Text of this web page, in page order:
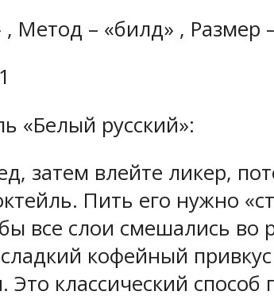
Метод – «билд» , Размер
«Белый русский»:
затем влейте ликер,
Пить его нужно
все слои смешались во
кофейный
Это классический способ